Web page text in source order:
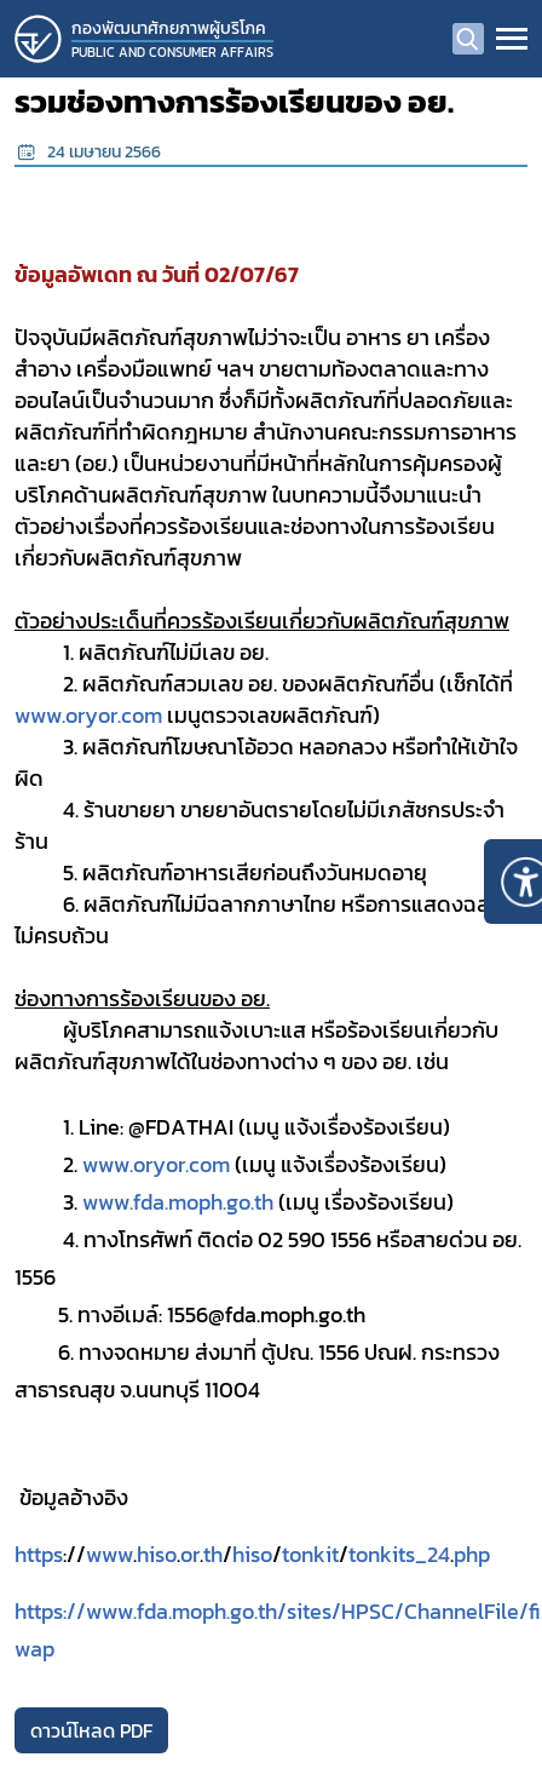
กองพัฒนาศักยภาพผู้บริโภค
PUBLIC AND CONSUMER AFFAIRS
รวมช่องทางการร้องเรียนของ อย.
24 เมษายน 2566
ข้อมูลอัพเดท ณ วันที่ 02/07/67
ปัจจุบันมีผลิตภัณฑ์สุขภาพไม่ว่าจะเป็น อาหาร ยา เครื่อง
สำอาง เครื่องมือแพทย์ ฯลฯ ขายตามท้องตลาดและทาง
ออนไลน์เป็นจำนวนมาก ซึ่งก็มีทั้งผลิตภัณฑ์ที่ปลอดภัยและ
ผลิตภัณฑ์ที่ทำผิดกฎหมาย สำนักงานคณะกรรมการอาหาร
และยา (อย.) เป็นหน่วยงานที่มีหน้าที่หลักในการคุ้มครองผู้
บริโภคด้านผลิตภัณฑ์สุขภาพ ในบทความนี้จึงมาแนะนำ
ตัวอย่างเรื่องที่ควรร้องเรียนและช่องทางในการร้องเรียน
เกี่ยวกับผลิตภัณฑ์สุขภาพ
ตัวอย่างประเด็นที่ควรร้องเรียนเกี่ยวกับผลิตภัณฑ์สุขภาพ
1. ผลิตภัณฑ์ไม่มีเลข อย.
2. ผลิตภัณฑ์สวมเลข อย. ของผลิตภัณฑ์อื่น (เช็กได้ที่
www.oryor.comเมนูตรวจเลขผลิตภัณฑ์)
3. ผลิตภัณฑ์โฆษณาโอ้อวด หลอกลวง หรือทำให้เข้าใจ
ผิด
4. ร้านขายยา ขายยาอันตรายโดยไม่มีเภสัชกรประจำ
ร้าน
5. ผลิตภัณฑ์อาหารเสียก่อนถึงวันหมดอายุ
6. ผลิตภัณฑ์ไม่มีฉลากภาษาไทย หรือการแสดงฉลาก
ไม่ครบถ้วน
ช่องทางการร้องเรียนของ อย.
ผู้บริโภคสามารถแจ้งเบาะแส หรือร้องเรียนเกี่ยวกับ
ผลิตภัณฑ์สุขภาพได้ในช่องทางต่าง ๆ ของ อย. เช่น
1.Line:@FDATHAI(เมนู แจ้งเรื่องร้องเรียน)
2.www.oryor.com(เมนู แจ้งเรื่องร้องเรียน)
3.www.fda.moph.go.th(เมนู เรื่องร้องเรียน)
4. ทางโทรศัพท์ ติดต่อ02 590 1556หรือสายด่วน อย.
1556
5. ทางอีเมล์:1556@fda.moph.go.th
6. ทางจดหมาย ส่งมาที่ ตู้ปณ. 1556 ปณฝ. กระทรวง
สาธารณสุข จ.นนทบุรี 11004
ข้อมูลอ้างอิง
https://www.hiso.or.th/hiso/tonkit/tonkits_24.php
https://www.fda.moph.go.th/sites/HPSC/ChannelFile/
wap
ดาวน์โหลด PDF